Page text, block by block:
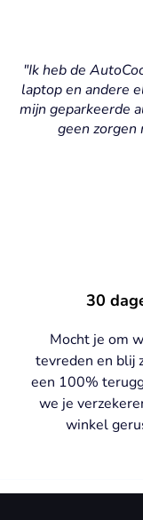
"Ik heb de
laptop en andere
mijn geparkeerde
geen zorgen
30
Mocht je om
tevreden en blij
een 100%
we je
winkel